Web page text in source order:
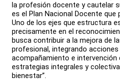
la profesión docente y cautelar
es el Plan Nacional Docente
Uno de los ejes que estructura
precisamente en el
busca contribuir a la mejora de
profesional, integrando
acompañamiento e intervención
estrategias integrales y
bienestar”.